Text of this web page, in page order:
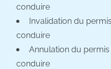
conduire
Invalidation du
conduire
Annulation du
conduire